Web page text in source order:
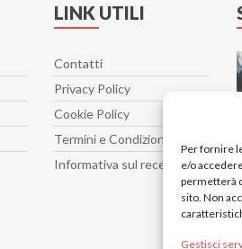
Per fornire
e/o
permetterà
sito. Non
Gestisci
LINK UTILI
Contatti
Privacy Policy
Cookie Policy
Termini e Condizioni
Informativa sul recesso